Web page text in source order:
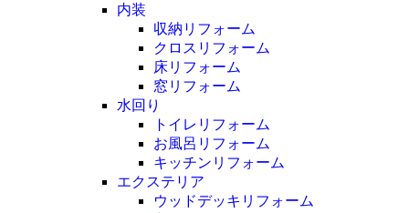
内装
収納リフォーム
クロスリフォーム
床リフォーム
窓リフォーム
水回り
トイレリフォーム
お風呂リフォーム
キッチンリフォーム
エクステリア
ウッドデッキリフォーム